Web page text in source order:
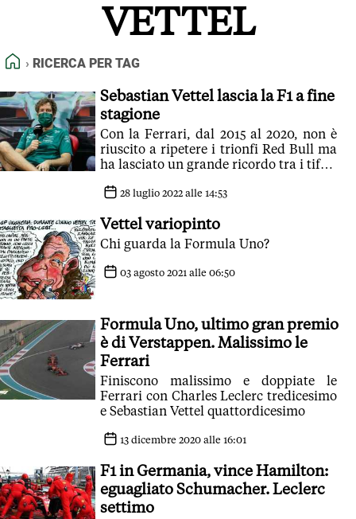
NORMATIVE DEONTOLOGICHE
TERMINI e CONDIZIONI
VETTEL
HOME
RICERCA PER TAG
Sebastian Vettel lascia la F1 a fine
stagione
Con la Ferrari, dal 2015 al 2020, non è
riuscito a ripetere i trionfi Red Bull ma
ha lasciato un grande ricordo tra i tifosi
28 luglio 2022 alle 14:53
Vettel variopinto
Chi guarda la Formula Uno?
03 agosto 2021 alle 06:50
Formula Uno, ultimo gran premio
è di Verstappen. Malissimo le
Ferrari
Finiscono malissimo e doppiate le
Ferrari con Charles Leclerc tredicesimo
e Sebastian Vettel quattordicesimo
13 dicembre 2020 alle 16:01
F1 in Germania, vince Hamilton:
eguagliato Schumacher. Leclerc
settimo